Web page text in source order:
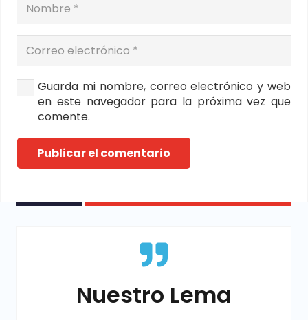
Guarda mi nombre, correo electrónico y web
en este navegador para la próxima vez que
comente.
Publicar el comentario
Nuestro Lema